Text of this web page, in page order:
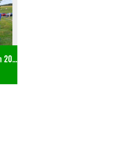
Kirchgemeindeschiessen 2026